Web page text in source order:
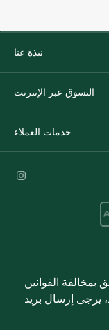
نبذة عنا
التسوق عبر الإنترنت
خدمات العملاء
القوانين
يرجى إرسال بريد